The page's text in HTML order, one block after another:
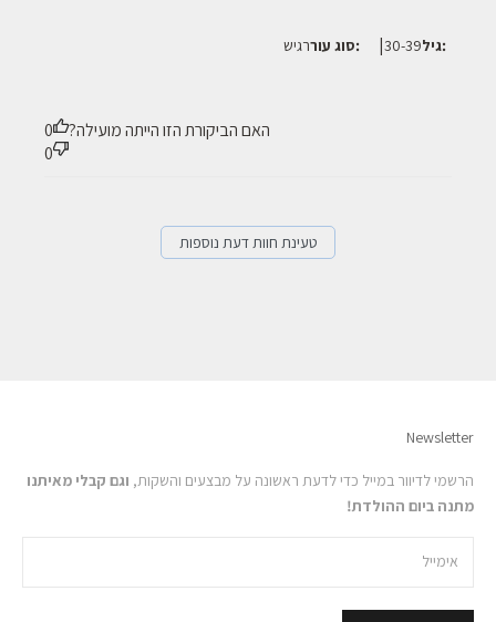
גיל: 30-39
| סוג עור: רגיש
האם הביקורת הזו הייתה מועילה?
0
0
טעינת חוות דעת נוספות
Newsletter
הרשמי לדיוור במייל כדי לדעת ראשונה על מבצעים והשקות, וגם קבלי מאיתנו
מתנה ביום ההולדת!